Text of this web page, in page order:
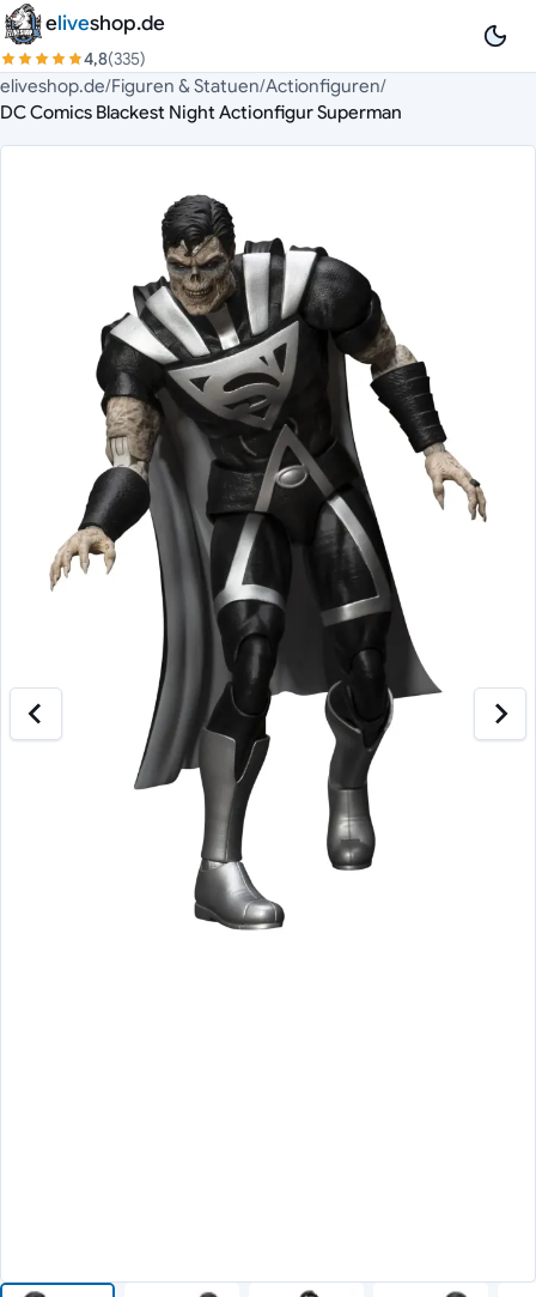
Zum Inhalt springen
eliveshop.de
4,8(335)
eliveshop.de/Figuren & Statuen/Actionfiguren/
DC Comics Blackest Night Actionfigur Superman